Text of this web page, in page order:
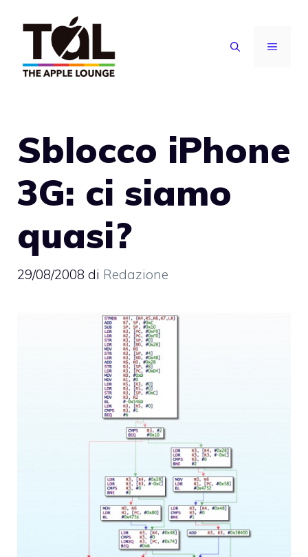
contenuto
MENU
Sblocco iPhone
3G: ci siamo
quasi?
29/08/2008 di Redazione